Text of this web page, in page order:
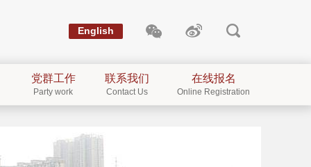
English
党群工作
Party work
联系我们
Contact Us
在线报名
Online Registration